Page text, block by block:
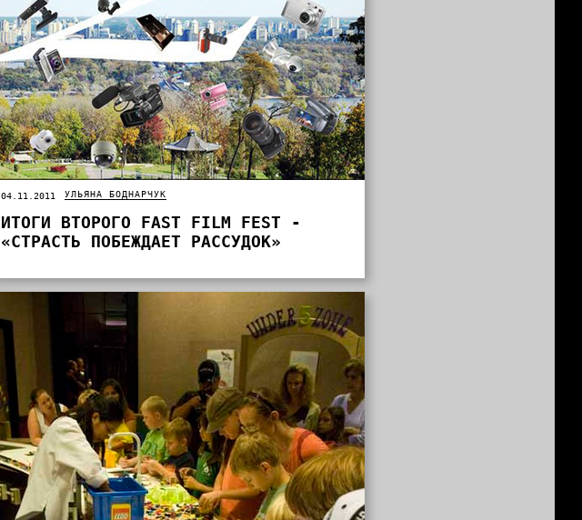
04.11.2011 УЛЬЯНА БОДНАРЧУК
ИТОГИ ВТОРОГО FAST FILM FEST -
«СТРАСТЬ ПОБЕЖДАЕТ РАССУДОК»